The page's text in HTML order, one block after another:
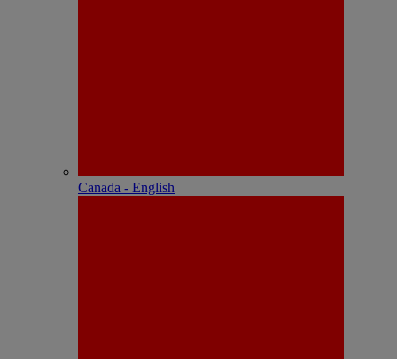
Canada - English